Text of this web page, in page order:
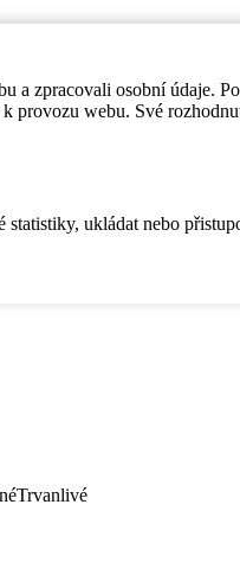
zpracovali osobní údaje.
provozu webu. Své
ukládat nebo
Trvanlivé